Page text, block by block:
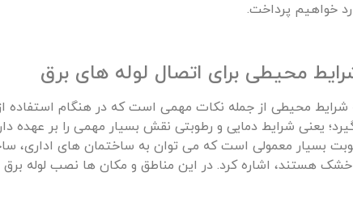
خواهیم پرداخت.
محیطی برای اتصال لوله های برق
شرایط محیطی از جمله نکات مهمی است که در هنگام استفاده
یعنی شرایط دمایی و رطوبتی نقش بسیار مهمی را بر عهده
بسیار معمولی است که می توان به ساختمان های اداری،
هستند، اشاره کرد. در این مناطق و مکان ها نصب لوله برق